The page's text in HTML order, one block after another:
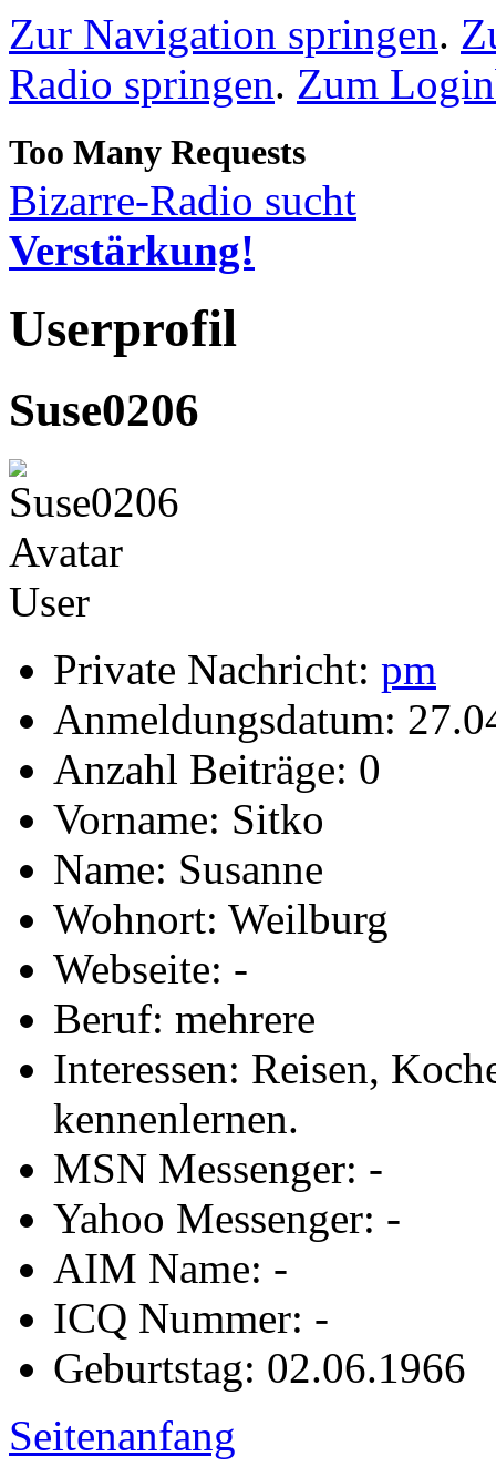
Zur Navigation springen.
Radio springen. Zum
Bizarre-Radio sucht
Verstärkung!
Userprofil
Suse0206
User
Private Nachricht: pm
Anmeldungsdatum:
Anzahl Beiträge: 0
Vorname: Sitko
Name: Susanne
Wohnort: Weilburg
Webseite: -
Beruf: mehrere
Interessen: Reisen,
kennenlernen.
MSN Messenger: -
Yahoo Messenger: -
AIM Name: -
ICQ Nummer: -
Geburtstag: 02.06.1966
Seitenanfang